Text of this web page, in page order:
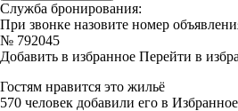
Служба бронирования:
При звонке назовите номер
№ 792045
Добавить в избранное Перейти в
Гостям нравится это жильё
570 человек добавили его в Избранное